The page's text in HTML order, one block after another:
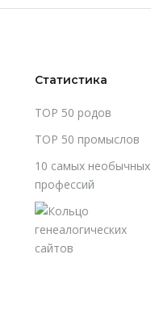
Статистика
TOP 50 родов
TOP 50 промыслов
10 самых необычных
профессий